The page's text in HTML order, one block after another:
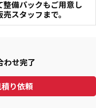
整備パックもご用意し
スタッフまで。
わせ完了
り依頼